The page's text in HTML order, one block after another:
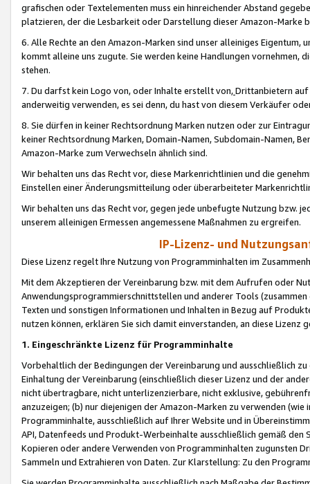
grafischen oder Textelementen muss ein hinreichender Abstand
platzieren, der die Lesbarkeit oder Darstellung dieser Amazon-Marke
6. Alle Rechte an den Amazon-Marken sind unser alleiniges
kommt alleine uns zugute. Sie werden keine Handlungen vornehmen,
stehen.
7. Du darfst kein Logo von, oder Inhalte erstellt von,Drittanbietern auf
anderweitig verwenden, es sei denn, du hast von diesem Verkäufer
8. Sie dürfen in keiner Rechtsordnung Marken nutzen oder zur
keiner Rechtsordnung Marken, Domain-Namen, Subdomain-Namen,
Amazon-Marke zum Verwechseln ähnlich sind.
Wir behalten uns das Recht vor, diese Markenrichtlinien und die
Einstellen einer Änderungsmitteilung oder überarbeiteter
Wir behalten uns das Recht vor, gegen jede unbefugte Nutzung bzw.
unserem alleinigen Ermessen angemessene Maßnahmen zu ergreifen.
IP-Lizenz- und
Diese Lizenz regelt Ihre Nutzung von Programminhalten im
Mit dem Akzeptieren der Vereinbarung bzw. mit dem Aufrufen oder
Anwendungsprogrammierschnittstellen und anderer Tools (zusammen
Texten und sonstigen Informationen und Inhalten in Bezug auf
nutzen können, erklären Sie sich damit einverstanden, an diese Lizenz
1. Eingeschränkte Lizenz für Programminhalte
Vorbehaltlich der Bedingungen der Vereinbarung und ausschließlich
Einhaltung der Vereinbarung (einschließlich dieser Lizenz und der
nicht übertragbare, nicht unterlizenzierbare, nicht exklusive,
anzuzeigen; (b) nur diejenigen der Amazon-Marken zu verwenden
Programminhalte, ausschließlich auf Ihrer Website und in
API, Datenfeeds und Produkt-Werbeinhalte ausschließlich gemäß
Kopieren oder andere Verwenden von Programminhalten zugunsten
Sammeln und Extrahieren von Daten. Zur Klarstellung: Zu den